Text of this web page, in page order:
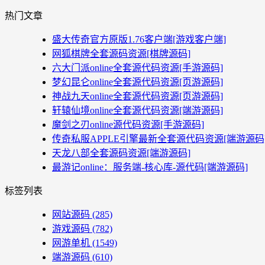
热门文章
盛大传奇官方原版1.76客户端[游戏客户端]
网狐棋牌全套源码资源[棋牌源码]
六大门派online全套源代码资源[手游源码]
梦幻昆仑online全套源代码资源[页游源码]
神战九天online全套源代码资源[页游源码]
轩辕仙境online全套源代码资源[端游源码]
魔剑之刃online源代码资源[手游源码]
传奇私服APPLE引擎最新全套源代码资源[端游源
天龙八部全套源码资源[端游源码]
最游记online：服务端-核心库-源代码[端游源码]
标签列表
网站源码 (285)
游戏源码 (782)
网游单机 (1549)
端游源码 (610)